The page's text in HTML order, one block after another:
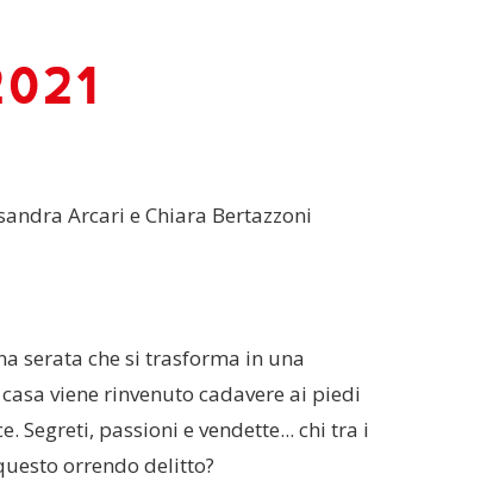
Arcari e Chiara Bertazzoni
serata che si trasforma in una
viene rinvenuto cadavere ai piedi
Segreti, passioni e vendette... chi tra i
orrendo delitto?